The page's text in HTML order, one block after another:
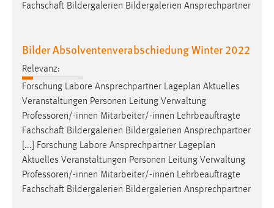
Fachschaft Bildergalerien Bildergalerien Ansprechpartner
Bilder Absolventenverabschiedung Winter 2022
Relevanz:
Forschung Labore Ansprechpartner Lageplan Aktuelles
Veranstaltungen Personen Leitung Verwaltung
Professoren/-innen Mitarbeiter/-innen Lehrbeauftragte
Fachschaft Bildergalerien Bildergalerien Ansprechpartner
[...] Forschung Labore Ansprechpartner Lageplan
Aktuelles Veranstaltungen Personen Leitung Verwaltung
Professoren/-innen Mitarbeiter/-innen Lehrbeauftragte
Fachschaft Bildergalerien Bildergalerien Ansprechpartner